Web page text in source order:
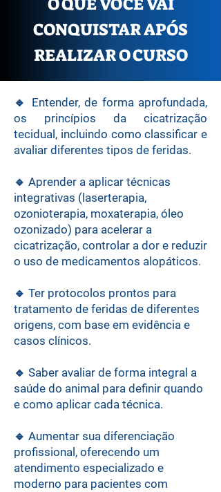
CONQUISTAR APÓS
REALIZAR O CURSO
🔹 Entender, de forma aprofundada,
os princípios da cicatrização
tecidual, incluindo como classificar e
avaliar diferentes tipos de feridas.
🔹 Aprender a aplicar técnicas
integrativas (laserterapia,
ozonioterapia, moxaterapia, óleo
ozonizado) para acelerar a
cicatrização, controlar a dor e reduzir
o uso de medicamentos alopáticos.
🔹 Ter protocolos prontos para
tratamento de feridas de diferentes
origens, com base em evidência e
casos clínicos.
🔹 Saber avaliar de forma integral a
saúde do animal para definir quando
e como aplicar cada técnica.
🔹 Aumentar sua diferenciação
profissional, oferecendo um
atendimento especializado e
moderno para pacientes com